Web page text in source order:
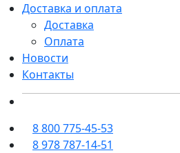
Доставка и оплата
Доставка
Оплата
Новости
Контакты
8 800 775-45-53
8 978 787-14-51